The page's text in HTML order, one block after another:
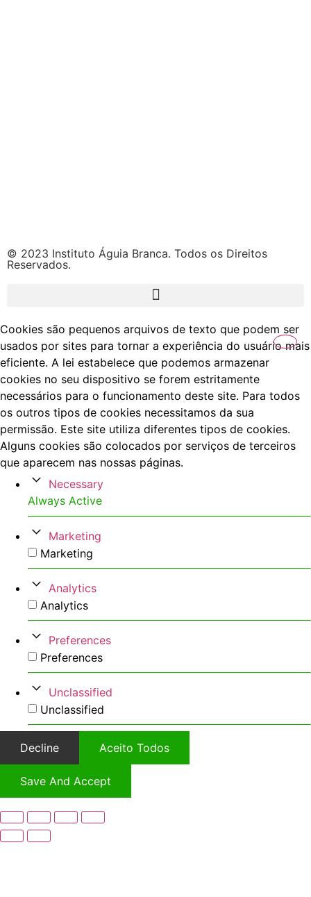
© 2023 Instituto Águia Branca. Todos os Direitos
Reservados.
Cookies são pequenos arquivos de texto que podem ser
usados por sites para tornar a experiência do usuário mais
eficiente. A lei estabelece que podemos armazenar
cookies no seu dispositivo se forem estritamente
necessários para o funcionamento deste site. Para todos
os outros tipos de cookies necessitamos da sua
permissão. Este site utiliza diferentes tipos de cookies.
Alguns cookies são colocados por serviços de terceiros
que aparecem nas nossas páginas.
Necessary
Always Active
Marketing
Marketing
Analytics
Analytics
Preferences
Preferences
Unclassified
Unclassified
Decline Aceito Todos
Save And Accept